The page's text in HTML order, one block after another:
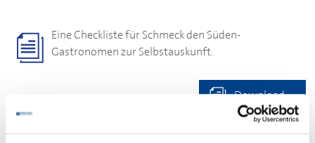
Eine Checkliste für Schmeck den Süden-
Gastronomen zur Selbstauskunft.
Download